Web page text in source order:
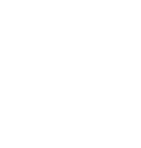
erhalten Sie bei
gibt es für
Menschen